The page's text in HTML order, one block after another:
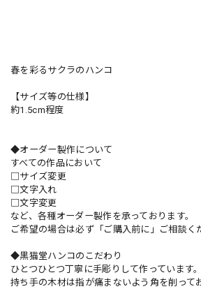
春を彩るサクラのハンコ
【サイズ等の仕様】
約1.5cm程度
◆オーダー製作について
すべての作品において
□サイズ変更
□文字入れ
□文字変更
など、各種オーダー製作を承っております。
ご希望の場合は必ず「ご購入前に」ご相談く
◆黒猫堂ハンコのこだわり
ひとつひとつ丁寧に手彫りして作っています。
持ち手の木材は指が痛まないよう角を削って